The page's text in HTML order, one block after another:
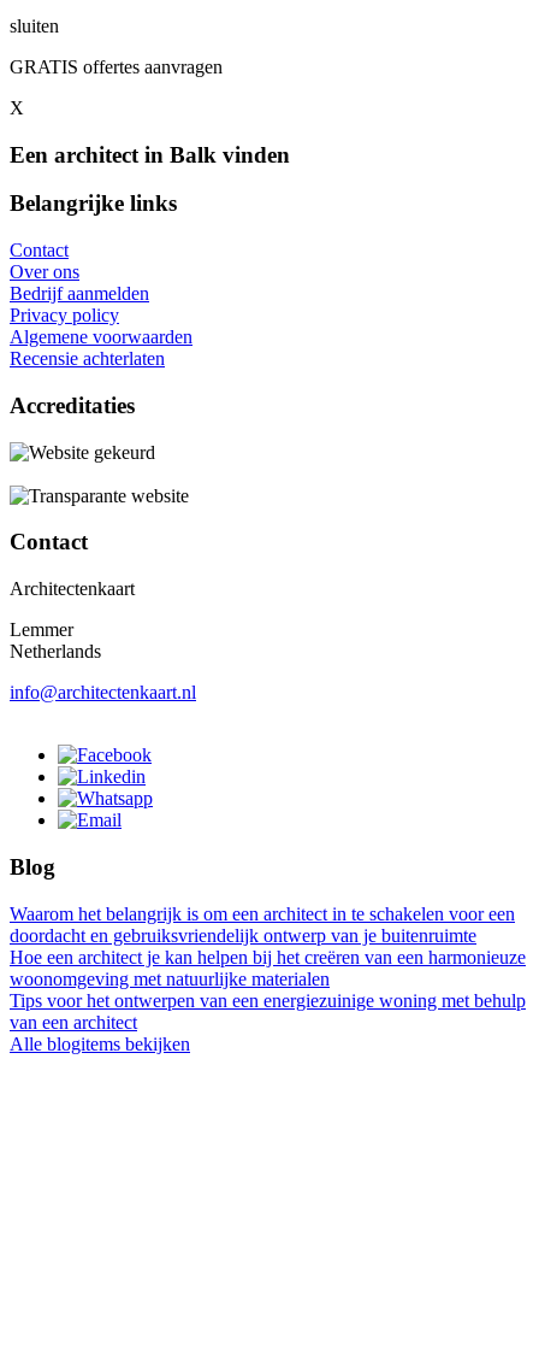
sluiten
GRATIS offertes aanvragen
X
Een architect in Balk vinden
Belangrijke links
Contact
Over ons
Bedrijf aanmelden
Privacy policy
Algemene voorwaarden
Recensie achterlaten
Accreditaties
Contact
Architectenkaart
Lemmer
Netherlands
info@architectenkaart.nl
Blog
Waarom het belangrijk is om een architect in te schakelen voor een
doordacht en gebruiksvriendelijk ontwerp van je buitenruimte
Hoe een architect je kan helpen bij het creëren van een harmonieuze
woonomgeving met natuurlijke materialen
Tips voor het ontwerpen van een energiezuinige woning met behulp
van een architect
Alle blogitems bekijken